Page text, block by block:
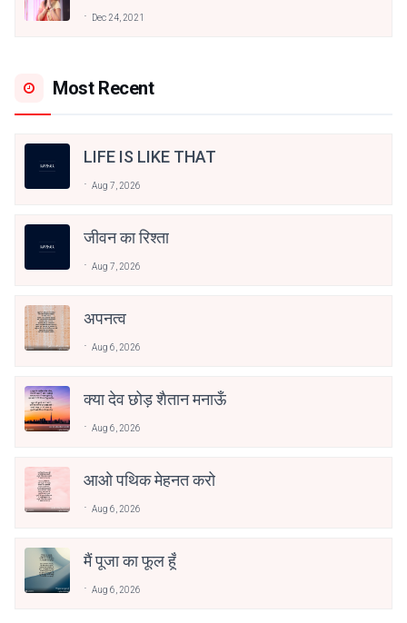
Dec 24, 2021
Most Recent
LIFE IS LIKE THAT
Aug 7, 2026
जीवन का रिश्ता
Aug 7, 2026
अपनत्व
Aug 6, 2026
क्या देव छोड़ शैतान मनाऊँ
Aug 6, 2026
आओ पथिक मेहनत करो
Aug 6, 2026
मैं पूजा का फूल हूँ
Aug 6, 2026